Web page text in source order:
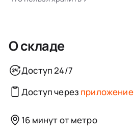
О складе
Доступ 24/7
Доступ через приложение
16 минут от метро